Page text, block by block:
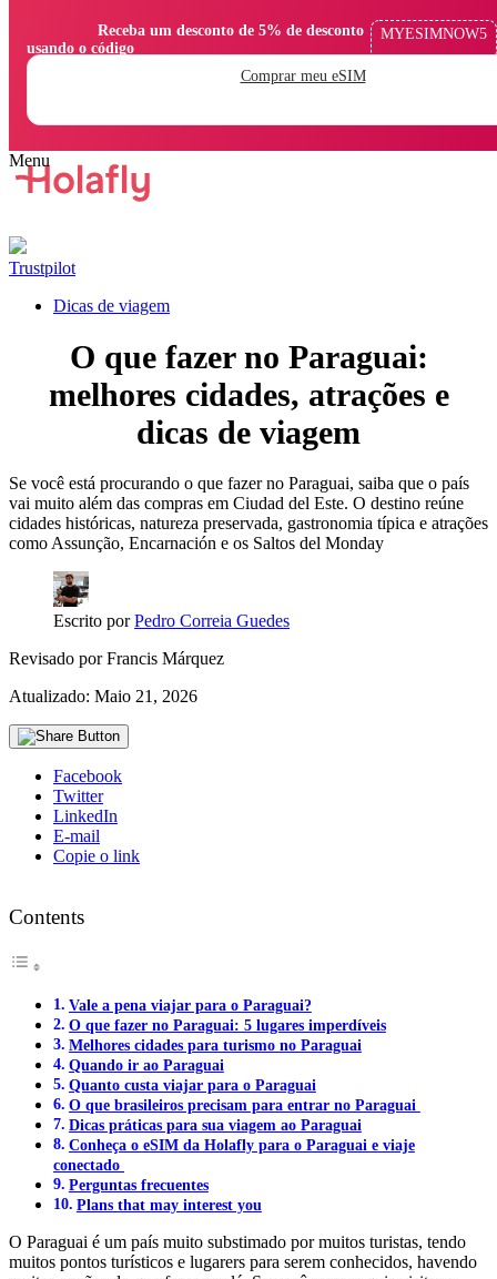
usando o código
MYESIMNOW5
Comprar meu eSIM
Trustpilot
Dicas de viagem
O que fazer no Paraguai:
melhores cidades, atrações e
dicas de viagem
Se você está procurando o que fazer no Paraguai, saiba que o país
vai muito além das compras em Ciudad del Este. O destino reúne
cidades históricas, natureza preservada, gastronomia típica e atrações
como Assunção, Encarnación e os Saltos del Monday
Escrito porPedro Correia Guedes
Revisado porFrancis Márquez
Atualizado: Maio 21, 2026
Facebook
Twitter
LinkedIn
E-mail
Copie o link
Contents
Vale a pena viajar para o Paraguai?
O que fazer no Paraguai: 5 lugares imperdíveis
Melhores cidades para turismo no Paraguai
Quando ir ao Paraguai
Quanto custa viajar para o Paraguai
O que brasileiros precisam para entrar no Paraguai
Dicas práticas para sua viagem ao Paraguai
Conheça o eSIM da Holafly para o Paraguai e viaje
conectado
Perguntas frecuentes
Plans that may interest you
O Paraguai é um país muito substimado por muitos turistas, tendo
muitos pontos turísticos e lugarers para serem conhecidos, havendo